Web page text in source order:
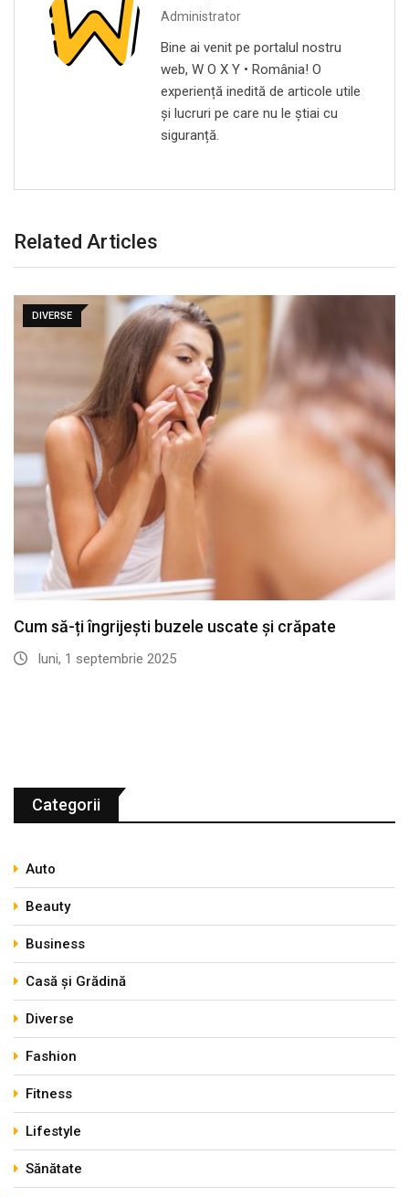
Administrator
Bine ai venit pe portalul nostru
web, W O X Y • România! O
experiență inedită de articole utile
și lucruri pe care nu le știai cu
siguranță.
Related Articles
DIVERSE
Cum să-ți îngrijești buzele uscate și crăpate
luni, 1 septembrie 2025
Categorii
Auto
Beauty
Business
Casă și Grădină
Diverse
Fashion
Fitness
Lifestyle
Sănătate